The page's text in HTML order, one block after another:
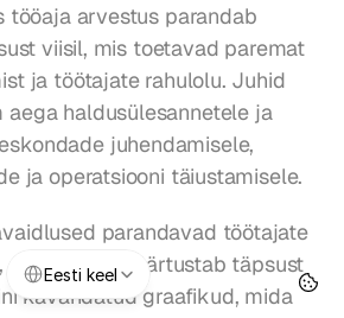
tööaja arvestus parandab
viisil, mis toetavad paremat
ja töötajate rahulolu. Juhid
haldusülesannetele ja
juhendamisele,
ja operatsiooni täiustamisele.
parandavad töötajate
et juhtkond väärtustab täpsust
kavandatud graafikud, mida
Eesti keel